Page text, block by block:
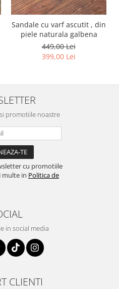
Sandale cu varf ascutit , din
piele naturala galbena
449,00 Lei
399,00 Lei
promotiile noastre
cu promotiile
multe in Politica de
in social media
CLIENTI